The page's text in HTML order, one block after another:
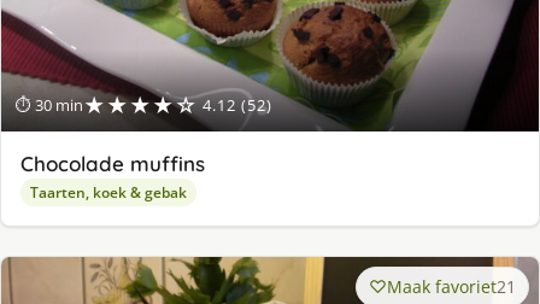
⏱ 30 min★★★★☆ 4.12 (52)
Chocolade muffins
Taarten, koek & gebak
Maak favoriet21